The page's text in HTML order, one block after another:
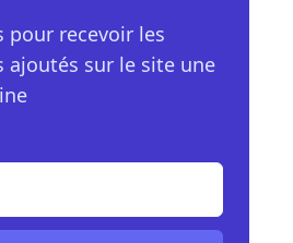
pour recevoir les
ajoutés sur le site une